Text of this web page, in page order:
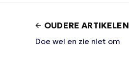
OUDERE ARTIKELEN
Doe wel en zie niet om